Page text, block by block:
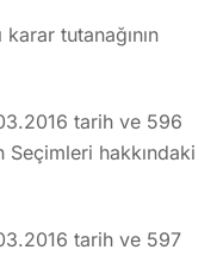
tutanağının
tarih ve 596
Seçimleri hakkındaki
tarih ve 597